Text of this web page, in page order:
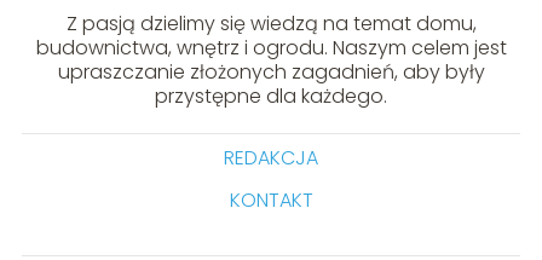
Z pasją dzielimy się wiedzą na temat domu,
budownictwa, wnętrz i ogrodu. Naszym celem jest
upraszczanie złożonych zagadnień, aby były
przystępne dla każdego.
REDAKCJA
KONTAKT